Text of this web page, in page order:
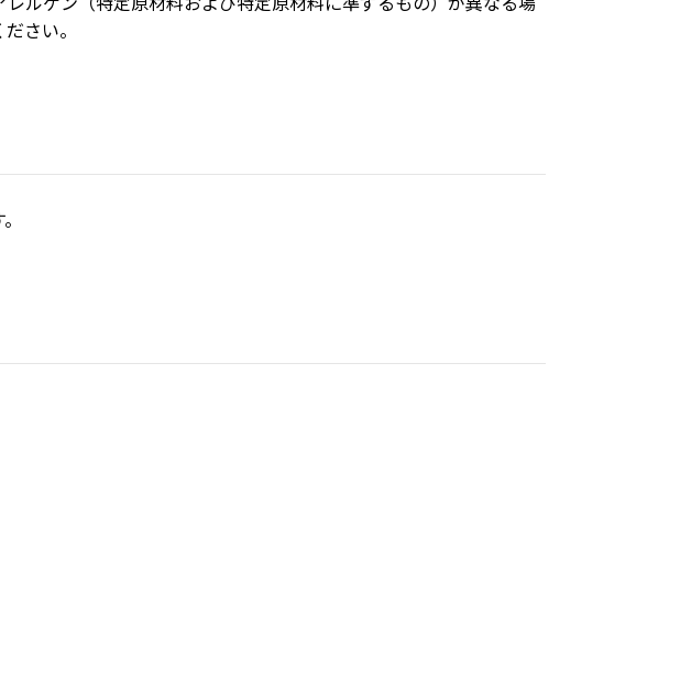
さい。